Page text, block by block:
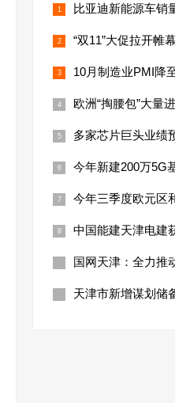
比亚迪新能源车销
“双11”大促拉开帷
10月制造业PMI降至
欧洲“掏腰包”大量
多家芯片巨头业绩
今年新建200万5G基
今年三季度欧元区
中国能建天津电建
国网天津：全力推
天津市新增谋划储